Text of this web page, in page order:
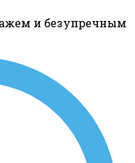
и безупречным